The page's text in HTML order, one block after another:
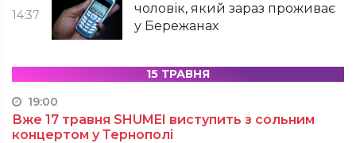
14:37
чоловік, який зараз проживає
у Бережанах
15 ТРАВНЯ
19:00
Вже 17 травня SHUMEI виступить з сольним
концертом у Тернополі